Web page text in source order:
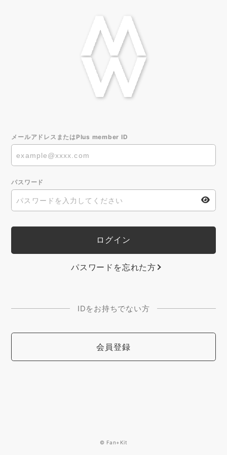
メールアドレスまたはPlus member ID
パスワード
パスワードを忘れた方
IDをお持ちでない方
会員登録
© Fan+Kit